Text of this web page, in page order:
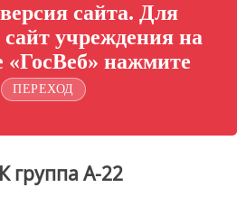
сайта. Для
сайт учреждения на
«ГосВеб» нажмите
ПЕРЕХОД
группа А-22